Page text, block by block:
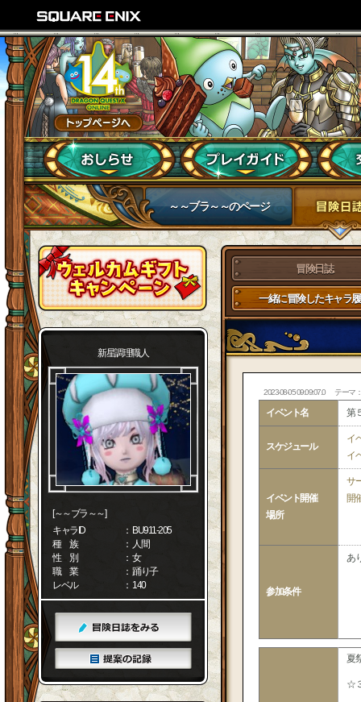
～～ブラ～～のページ
新星調理職人
[～～ブラ～～]
キャラID
： BU911-205
種 族
： 人間
性 別
： 女
職 業
： 踊り子
レベル
： 140
冒険日誌
一緒に冒険したキャラ
2023-08-05 09:09:07.0 テーマ
イベント名 第
スケジュール
イ
イ
イベント開催
場所
サ
開
参加条件
あ
夏
☆